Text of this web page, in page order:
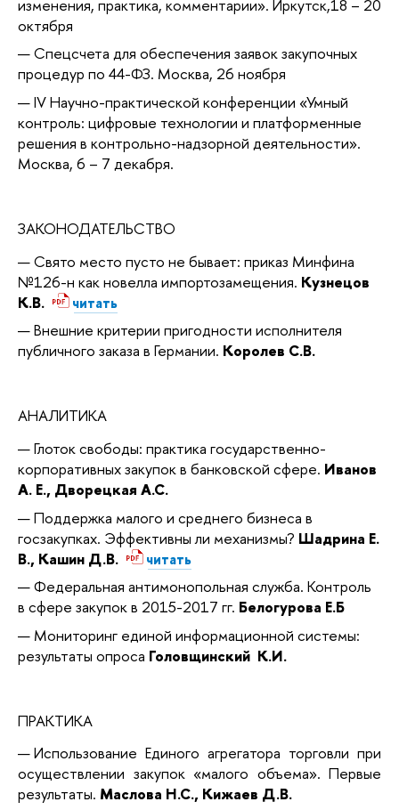
изменения, практика, комментарии». Иркутск,18 – 20
октября
Спецсчета для обеспечения заявок закупочных
процедур по 44-ФЗ. Москва, 26 ноября
IV Научно-практической конференции «Умный
контроль: цифровые технологии и платформенные
решения в контрольно-надзорной деятельности».
Москва, 6 – 7 декабря.
ЗАКОНОДАТЕЛЬСТВО
Свято место пусто не бывает: приказ Минфина
№126-н как новелла импортозамещения. Кузнецов
К.В.
читать
Внешние критерии пригодности исполнителя
публичного заказа в Германии. Королев С.В.
АНАЛИТИКА
Глоток свободы: практика государственно-
корпоративных закупок в банковской сфере. Иванов
А. Е., Дворецкая А.С.
Поддержка малого и среднего бизнеса в
госзакупках. Эффективны ли механизмы? Шадрина Е.
В., Кашин Д.В.
читать
Федеральная антимонопольная служба. Контроль
в сфере закупок в 2015-2017 гг. Белогурова Е.Б
Мониторинг единой информационной системы:
результаты опроса Головщинский К.И.
ПРАКТИКА
Использование Единого агрегатора торговли при
осуществлении закупок «малого объема». Первые
результаты. Маслова Н.С., Кижаев Д.В.